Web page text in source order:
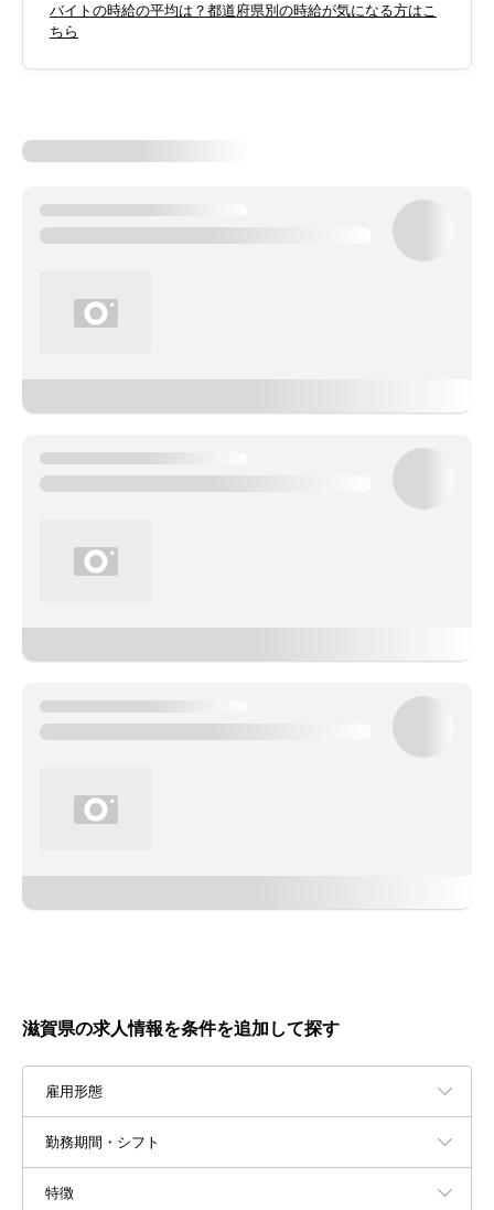
バイトの時給の平均は？都道府県別の時給が気になる方はこ
ちら
滋賀県の求人情報を条件を追加して探す
雇用形態
勤務期間・シフト
特徴